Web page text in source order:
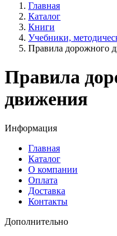
Главная
Каталог
Книги
Учебники,
Правила дорожного
Правила
движения
Информация
Главная
Каталог
О компании
Оплата
Доставка
Контакты
Дополнительно